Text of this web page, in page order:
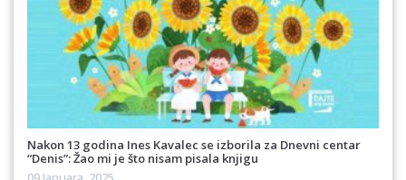
Nakon 13 godina Ines Kavalec se izborila za Dnevni centar
“Denis”: Žao mi je što nisam pisala knjigu